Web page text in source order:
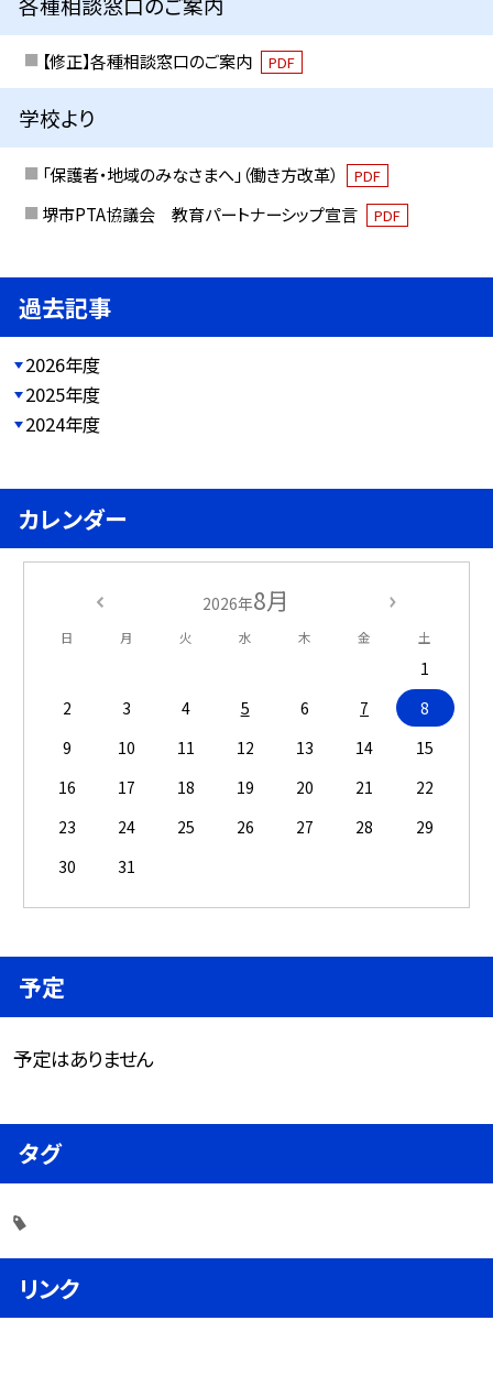
【修正】各種相談窓口のご案内 PDF
学校より
「保護者・地域のみなさまへ」（働き方改革） PDF
堺市PTA協議会 教育パートナーシップ宣言 PDF
過去記事
2026年度
2025年度
2024年度
カレンダー
2026年8月
日 月 火 水 木 金 土
1
2
3 4 5 6 7
8
9
10 11 12 13 14
15
16
17 18 19 20 21
22
23
24 25 26 27 28
29
30
31
予定
予定はありません
タグ
リンク